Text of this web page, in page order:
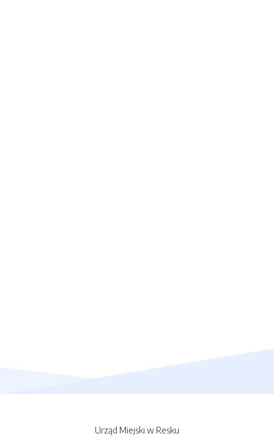
Urząd Miejski w Resku